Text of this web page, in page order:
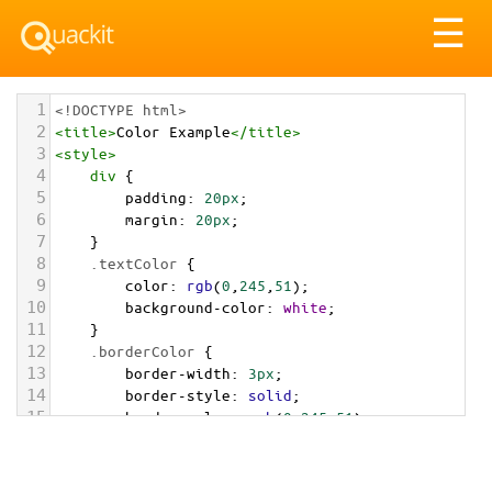
☰
1 <!DOCTYPE html>
2 <title>Color Example</title>
3 <style>
4 div {
5 padding: 20px;
6 margin: 20px;
7 }
8 .textColor {
9 color: rgb(0 245 51 );
10 background-color: white;
11 }
12 .borderColor {
13 border-width: 3px;
14 border-style: solid;
15 border-color: rgb(0,245,51);